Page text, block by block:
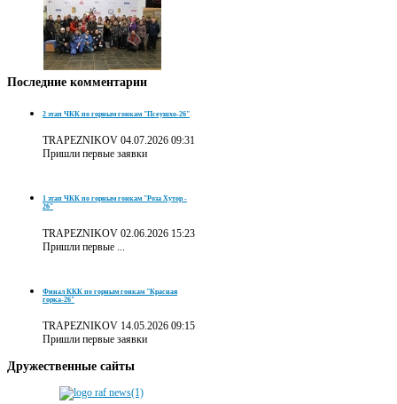
Последние комментарии
2 этап ЧКК по горным гонкам "Псеушхо-26"
TRAPEZNIKOV 04.07.2026 09:31
Пришли первые заявки
1 этап ЧКК по горным гонкам "Роза Хутор -
26"
TRAPEZNIKOV 02.06.2026 15:23
Пришли первые ...
Финал ККК по горным гонкам "Красная
горка-26"
TRAPEZNIKOV 14.05.2026 09:15
Пришли первые заявки
Дружественные сайты